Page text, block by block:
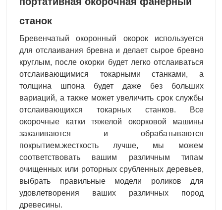
станок
Бревенчатый окоронный окорок используется
для отслаивания бревна и делает сырое бревно
круглым, после окорки будет легко отслаиваться
отслаивающимися токарными станками, а
толщина шпона будет даже без больших
вариаций, а также может увеличить срок службы
отслаивающихся токарных станков. Все
окорочные катки тяжелой окорковой машины
закаливаются и обрабатываются
покрытием.жесткость лучше, мы можем
соответствовать вашим различным типам
очищенных или роторных срубленных деревьев,
выбрать правильные модели роликов для
удовлетворения ваших различных пород
древесины.